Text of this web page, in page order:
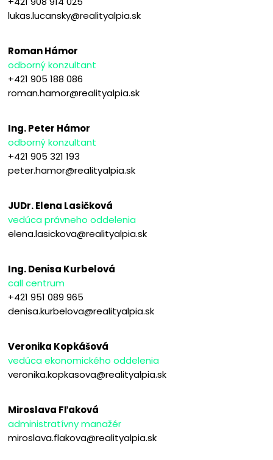
lukas.lucansky@realityalpia.sk
Roman Hámor
odborný konzultant
+421 905 188 086
roman.hamor@realityalpia.sk
Ing. Peter Hámor
odborný konzultant
+421 905 321 193
peter.hamor@realityalpia.sk
JUDr. Elena Lasičková
vedúca právneho oddelenia
elena.lasickova@realityalpia.sk
Ing. Denisa Kurbelová
call centrum
+421 951 089 965
denisa.kurbelova@realityalpia.sk
Veronika Kopkášová
vedúca ekonomického oddelenia
veronika.kopkasova@realityalpia.sk
Miroslava Fľaková
administratívny manažér
miroslava.flakova@realityalpia.sk